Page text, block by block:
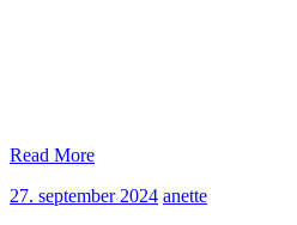
Read More
27. september 202427.
anetteanette